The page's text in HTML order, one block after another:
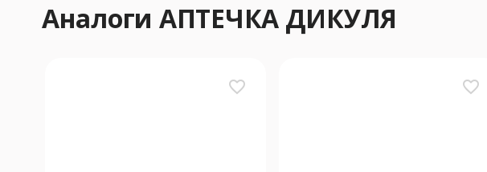
Аналоги АПТЕЧКА ДИКУЛЯ
favorite_border favorite_border